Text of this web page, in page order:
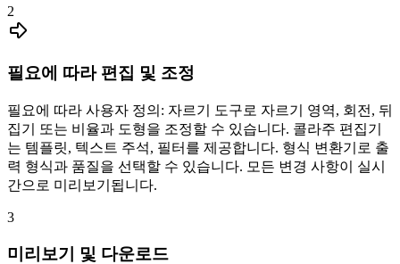
2
필요에 따라 편집 및 조정
필요에 따라 사용자 정의: 자르기 도구로 자르기 영역, 회전, 뒤
집기 또는 비율과 도형을 조정할 수 있습니다. 콜라주 편집기
는 템플릿, 텍스트 주석, 필터를 제공합니다. 형식 변환기로 출
력 형식과 품질을 선택할 수 있습니다. 모든 변경 사항이 실시
간으로 미리보기됩니다.
3
미리보기 및 다운로드